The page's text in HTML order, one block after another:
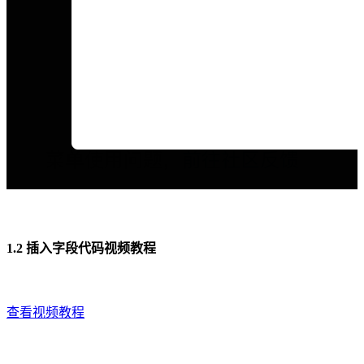
1.2 插入字段代码视频教程
查看视频教程